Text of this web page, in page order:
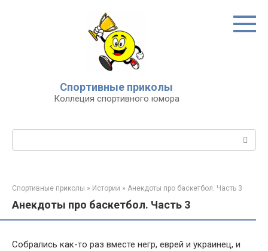
Спортивные приколы
Коллеция спортивного юмора
Спортивные приколы » Истории » Анекдоты про баскетбол. Часть 3
Анекдоты про баскетбол. Часть 3
Собрались как-то раз вместе негр, еврей и украинец, и